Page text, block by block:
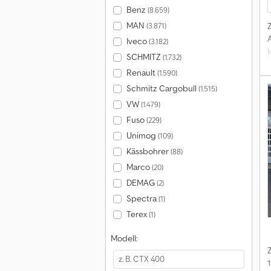
Benz (8.659)
MAN (3.871)
Iveco(3.182)
SCHMITZ(1.732)
Renault(1.590)
Schmitz Cargobull (1.515)
VW(1.479)
Fuso(229)
Unimog (109)
Kässbohrer(88)
Marco(20)
DEMAG(2)
Spectra(1)
Terex(1)
Modell: